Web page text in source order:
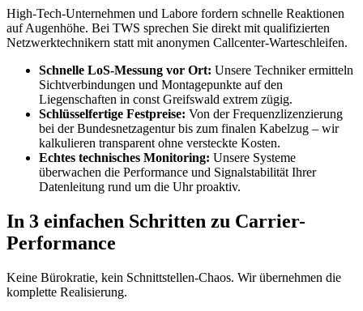
High-Tech-Unternehmen und Labore fordern schnelle Reaktionen
auf Augenhöhe. Bei TWS sprechen Sie direkt mit qualifizierten
Netzwerktechnikern statt mit anonymen Callcenter-Warteschleifen.
Schnelle LoS-Messung vor Ort: Unsere Techniker ermitteln
Sichtverbindungen und Montagepunkte auf den
Liegenschaften in const Greifswald extrem zügig.
Schlüsselfertige Festpreise: Von der Frequenzlizenzierung
bei der Bundesnetzagentur bis zum finalen Kabelzug – wir
kalkulieren transparent ohne versteckte Kosten.
Echtes technisches Monitoring: Unsere Systeme
überwachen die Performance und Signalstabilität Ihrer
Datenleitung rund um die Uhr proaktiv.
In 3 einfachen Schritten zu Carrier-
Performance
Keine Bürokratie, kein Schnittstellen-Chaos. Wir übernehmen die
komplette Realisierung.